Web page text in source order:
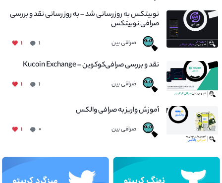
نوبیتکس به روزرسانی شد – به روز رسانی نقد و بررسی
صرافی نوبیتکس
صرافی بین ۱ ۱
نقد و بررسی صرافی‌کوکوین – Kucoin Exchange
صرافی بین ۱ ۱
آموزش واریز به صرافی والکس
صرافی بین ۰ ۱